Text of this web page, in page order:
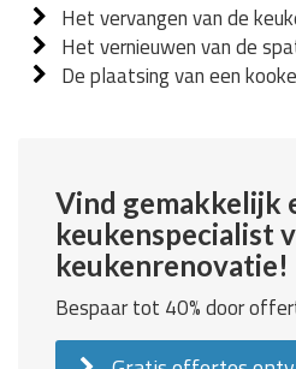
Het vervangen van de
Het vernieuwen van de
De plaatsing van een
Vind gemakkelijk
keukenspecialist
keukenrenovatie!
Bespaar tot 40% door